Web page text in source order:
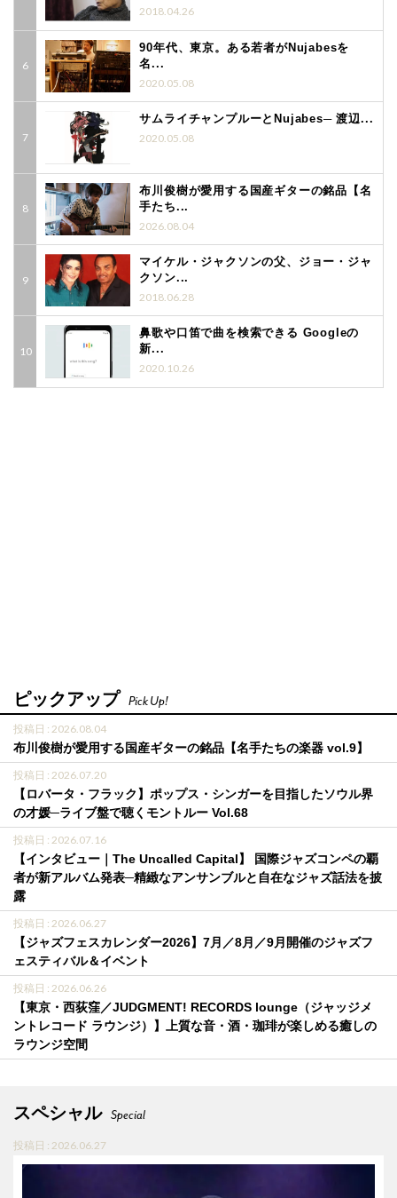
2018.04.26
90年代、東京。ある若者がNujabesを
名...
2020.05.08
サムライチャンプルーとNujabes─ 渡辺...
2020.05.08
布川俊樹が愛用する国産ギターの銘品【名
手たち...
2026.08.04
マイケル・ジャクソンの父、ジョー・ジャ
クソン...
2018.06.28
鼻歌や口笛で曲を検索できる Googleの
新...
2020.10.26
ピックアップ Pick Up!
投稿日 : 2026.08.04
布川俊樹が愛用する国産ギターの銘品【名手たちの楽器 vol.9】
投稿日 : 2026.07.20
【ロバータ・フラック】ポップス・シンガーを目指したソウル界
の才媛─ライブ盤で聴くモントルー Vol.68
投稿日 : 2026.07.16
【インタビュー｜The Uncalled Capital】 国際ジャズコンペの覇
者が新アルバム発表─精緻なアンサンブルと自在なジャズ話法を披
露
投稿日 : 2026.06.27
【ジャズフェスカレンダー2026】7月／8月／9月開催のジャズフ
ェスティバル＆イベント
投稿日 : 2026.06.26
【東京・西荻窪／JUDGMENT! RECORDS lounge（ジャッジメ
ントレコード ラウンジ）】上質な音・酒・珈琲が楽しめる癒しの
ラウンジ空間
スペシャル Special
投稿日 : 2026.06.27